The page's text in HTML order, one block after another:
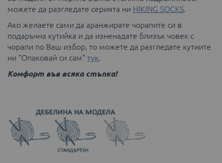
можете да разгледате серията ни HIKING SOCKS.
Ако желаете сами да аранжирате чорапите си в
подаръчна кутийка и да изненадате близък човек с
чорапи по Ваш избор, то можете да разгледате кутиите
ни "Опаковай си сам" тук.
Комфорт във всяка стъпка!